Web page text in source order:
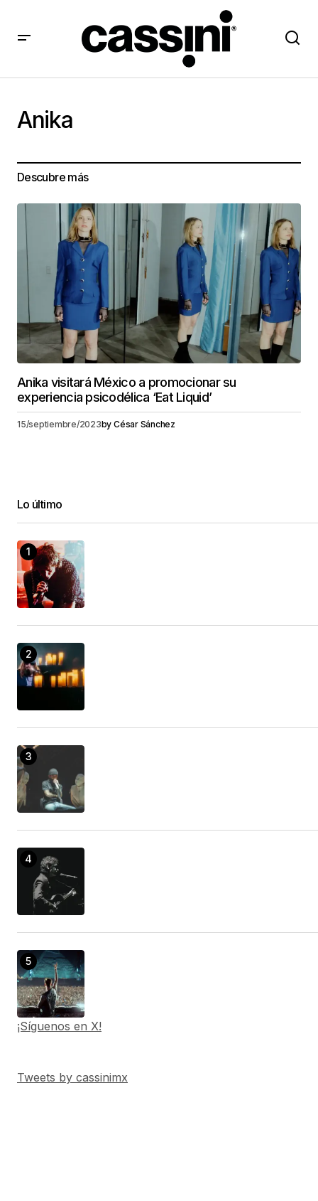
Anika
Descubre más
Anika visitará México a promocionar su
experiencia psicodélica ‘Eat Liquid’
15/septiembre/2023by César Sánchez
Lo último
¡Síguenos en X!
Tweets by cassinimx